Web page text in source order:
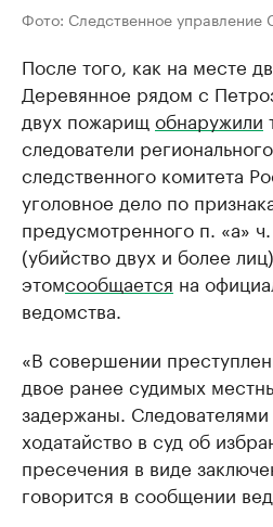
Фото: Следственное
После того, как на месте
Деревянное рядом с
двух пожарищ обнаружили
следователи
следственного комитета
уголовное дело по
предусмотренного п. «а»
(убийство двух и более
этомсообщается на
ведомства.
«В совершении
двое ранее судимых
задержаны.
ходатайство в суд об
пресечения в виде
говорится в сообщении